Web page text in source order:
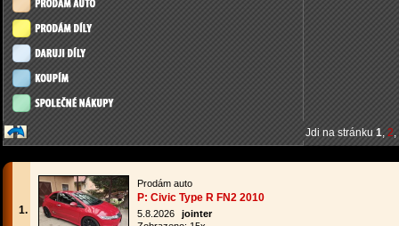
Jdi na stránku 1, 2,
1.
Prodám auto
P: Civic Type R FN2 2010
5.8.2026
jointer